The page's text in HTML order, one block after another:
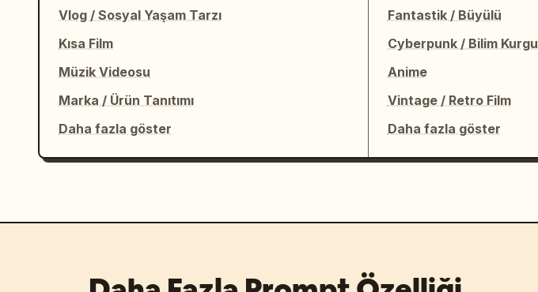
Vlog / Sosyal Yaşam Tarzı
Kısa Film
Müzik Videosu
Marka / Ürün Tanıtımı
Daha fazla göster
Fantastik / Büyülü
Cyberpunk / Bilim Kurgu
Anime
Vintage / Retro Film
Daha fazla göster